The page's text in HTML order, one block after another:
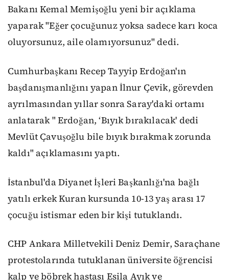
Bakanı Kemal Memişoğlu yeni bir açıklama
yaparak "Eğer çocuğunuz yoksa sadece karı koca
oluyorsunuz, aile olamıyorsunuz" dedi.
Cumhurbaşkanı Recep Tayyip Erdoğan'ın
başdanışmanlığını yapan İlnur Çevik, görevden
ayrılmasından yıllar sonra Saray'daki ortamı
anlatarak " Erdoğan, ‘Bıyık bırakılacak' dedi
Mevlüt Çavuşoğlu bile bıyık bırakmak zorunda
kaldı" açıklamasını yaptı.
İstanbul'da Diyanet İşleri Başkanlığı'na bağlı
yatılı erkek Kuran kursunda 10-13 yaş arası 17
çocuğu istismar eden bir kişi tutuklandı.
CHP Ankara Milletvekili Deniz Demir, Saraçhane
protestolarında tutuklanan üniversite öğrencisi
kalp ve böbrek hastası Esila Ayık ve